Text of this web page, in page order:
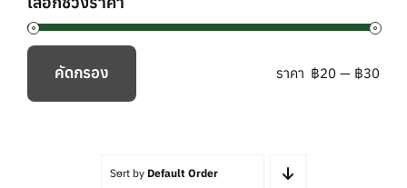
ราคา
ต่ำ
ราคา
สูงสุด
คัดกรอง ราคา ฿20 — ฿30
Sort by Default Order